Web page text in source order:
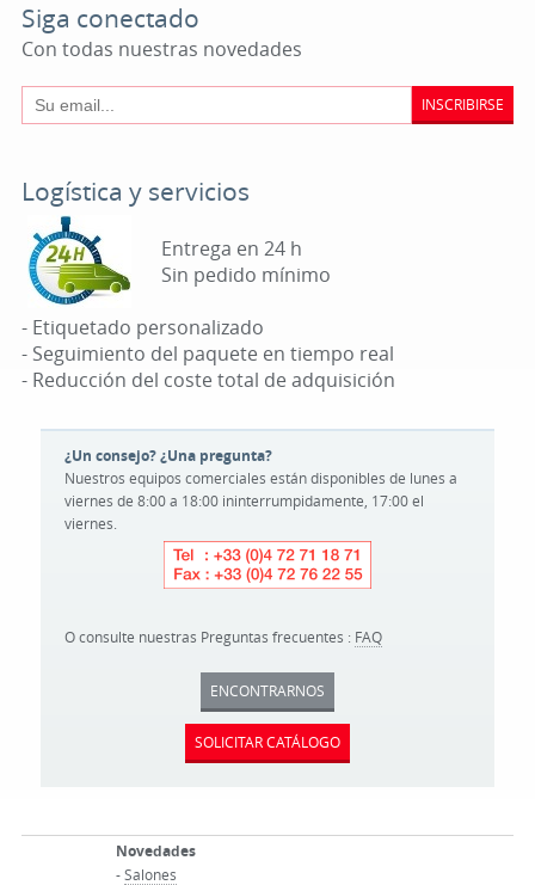
Siga conectado
Con todas nuestras novedades
INSCRIBIRSE
Logística y servicios
Entrega en 24 h
Sin pedido mínimo
- Etiquetado personalizado
- Seguimiento del paquete en tiempo real
- Reducción del coste total de adquisición
¿Un consejo? ¿Una pregunta?
Nuestros equipos comerciales están disponibles de lunes a
viernes de 8:00 a 18:00 ininterrumpidamente, 17:00 el
viernes.
O consulte nuestras Preguntas frecuentes : FAQ
ENCONTRARNOS
SOLICITAR CATÁLOGO
Novedades
-Salones